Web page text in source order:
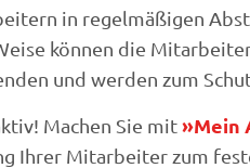
in regelmäßigen
können die
und werden zum
Machen Sie mit»Mein
Ihrer Mitarbeiter zum